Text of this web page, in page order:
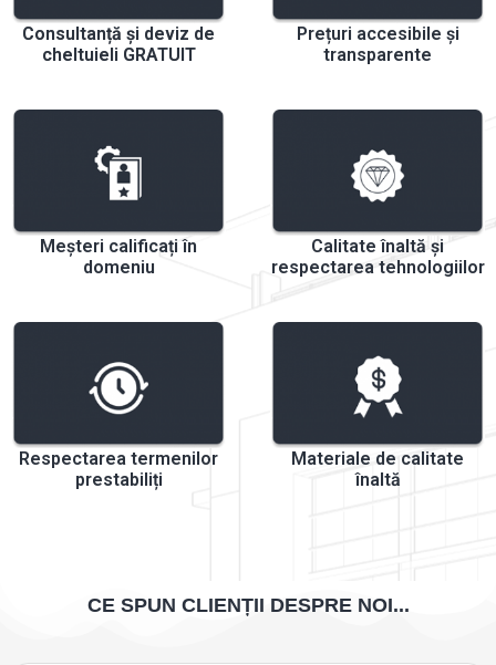
Consultanță și deviz de
cheltuieli GRATUIT
Prețuri accesibile și
transparente
Meșteri calificați în
domeniu
Calitate înaltă și
respectarea tehnologiilor
Respectarea termenilor
prestabiliți
Materiale de calitate
înaltă
CE SPUN CLIENȚII DESPRE NOI...